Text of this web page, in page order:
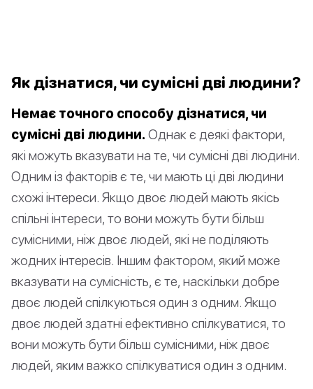
Як дізнатися, чи сумісні дві людини?
Немає точного способу дізнатися, чи
сумісні дві людини. Однак є деякі фактори,
які можуть вказувати на те, чи сумісні дві людини.
Одним із факторів є те, чи мають ці дві людини
схожі інтереси. Якщо двоє людей мають якісь
спільні інтереси, то вони можуть бути більш
сумісними, ніж двоє людей, які не поділяють
жодних інтересів. Іншим фактором, який може
вказувати на сумісність, є те, наскільки добре
двоє людей спілкуються один з одним. Якщо
двоє людей здатні ефективно спілкуватися, то
вони можуть бути більш сумісними, ніж двоє
людей, яким важко спілкуватися один з одним.